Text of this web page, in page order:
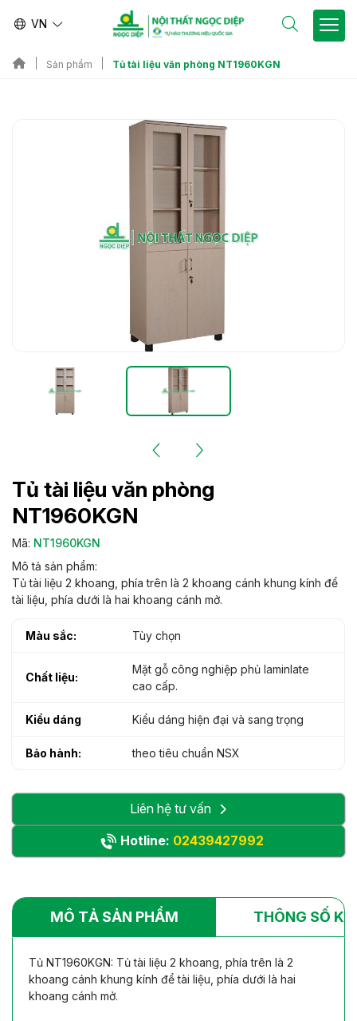
VN
Sản phẩm Tủ tài liệu văn phòng NT1960KGN
Tủ tài liệu văn phòng
NT1960KGN
Mã: NT1960KGN
Mô tả sản phẩm:
Tủ tài liệu 2 khoang, phía trên là 2 khoang cánh khung kính để
tài liệu, phía dưới là hai khoang cánh mở.
Màu sắc: Tùy chọn
Chất liệu:
Mặt gỗ công nghiệp phủ laminlate
cao cấp.
Kiểu dáng Kiểu dáng hiện đại và sang trọng
Bảo hành: theo tiêu chuẩn NSX
Liên hệ tư vấn
Hotline: 02439427992
MÔ TẢ SẢN PHẨM THÔNG SỐ
Tủ NT1960KGN: Tủ tài liệu 2 khoang, phía trên là 2
khoang cánh khung kính để tài liệu, phía dưới là hai
khoang cánh mở.